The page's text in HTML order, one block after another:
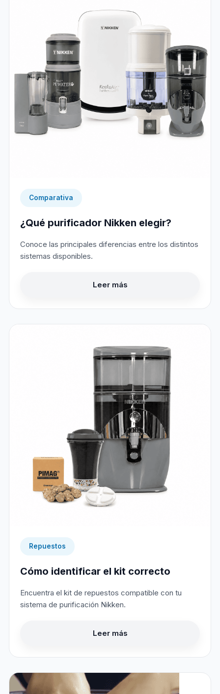
Comparativa
¿Qué purificador Nikken elegir?
Conoce las principales diferencias entre los distintos
sistemas disponibles.
Leer más
Repuestos
Cómo identificar el kit correcto
Encuentra el kit de repuestos compatible con tu
sistema de purificación Nikken.
Leer más